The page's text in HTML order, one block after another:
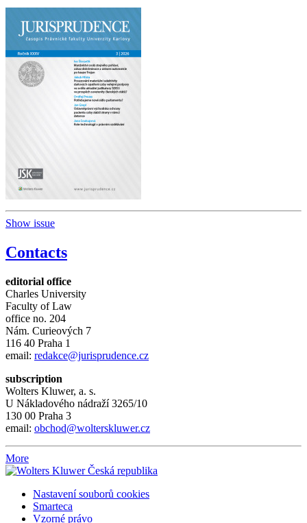
Show issue
Contacts
editorial office
Charles University
Faculty of Law
office no. 204
Nám. Curieových 7
116 40 Praha 1
email: redakce@jurisprudence.cz
subscription
Wolters Kluwer, a. s.
U Nákladového nádraží 3265/10
130 00 Praha 3
email: obchod@wolterskluwer.cz
More
Nastavení souborů cookies
Smarteca
Vzorné právo